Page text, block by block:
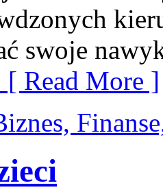
swoje
[ Read More ]